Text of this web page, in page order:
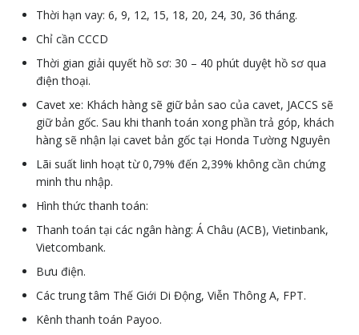
Thời hạn vay: 6, 9, 12, 15, 18, 20, 24, 30, 36 tháng.
Chỉ cần CCCD
Thời gian giải quyết hồ sơ: 30 – 40 phút duyệt hồ sơ qua
điện thoại.
Cavet xe: Khách hàng sẽ giữ bản sao của cavet, JACCS sẽ
giữ bản gốc. Sau khi thanh toán xong phần trả góp, khách
hàng sẽ nhận lại cavet bản gốc tại Honda Tường Nguyên
Lãi suất linh hoạt từ 0,79% đến 2,39% không cần chứng
minh thu nhập.
Hình thức thanh toán:
Thanh toán tại các ngân hàng: Á Châu (ACB), Vietinbank,
Vietcombank.
Bưu điện.
Các trung tâm Thế Giới Di Động, Viễn Thông A, FPT.
Kênh thanh toán Payoo.